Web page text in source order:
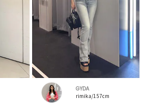
GYDA
rimika/157cm